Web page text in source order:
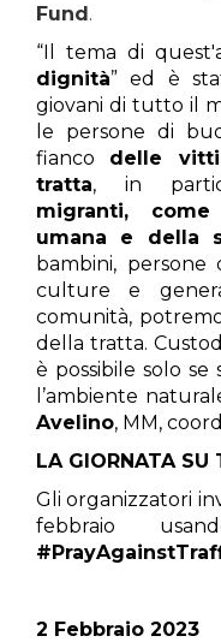
Fund.
“Il tema di
dignità” ed è
giovani di tutto il
le persone di
fianco delle
tratta, in
migranti,
umana e della
bambini, persone
culture e
comunità,
della tratta.
è possibile solo se
l’ambiente
Avelino, MM,
LA GIORNATA SU
Gli organizzatori
febbraio
2 Febbraio 2023